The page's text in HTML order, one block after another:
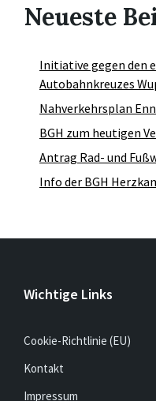
Neueste
Initiative gegen den
Autobahnkreuzes
Nahverkehrsplan
BGH zum heutigen
Antrag Rad- und
Info der BGH
Wichtige Links
Cookie-Richtlinie (EU)
Kontakt
Impressum